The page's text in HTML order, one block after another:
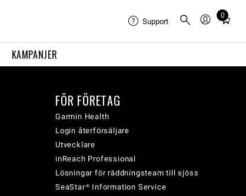
KAMPANJER
Support
0
Total
cart:
FÖR FÖRETAG
Garmin Health
Login återförsäljare
Utvecklare
inReach Professional
Lösningar för räddningsteam till sjöss
SeaStar® Information Service